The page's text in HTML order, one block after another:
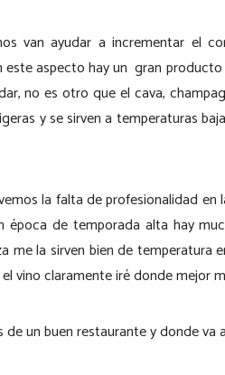
van ayudar a incrementar el
este aspecto hay un gran
no es otro que el cava,
y se sirven a temperaturas
la falta de profesionalidad
época de temporada alta hay
me la sirven bien de
vino claramente iré donde mejor
un buen restaurante y donde va